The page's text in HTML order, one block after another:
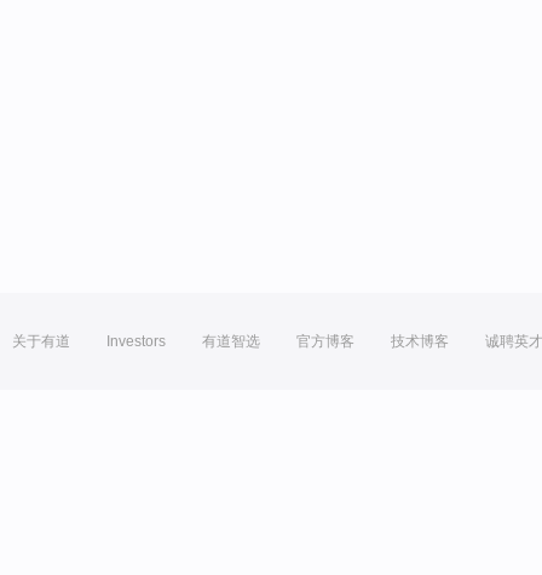
关于有道 Investors 有道智选 官方博客 技术博客 诚聘英才